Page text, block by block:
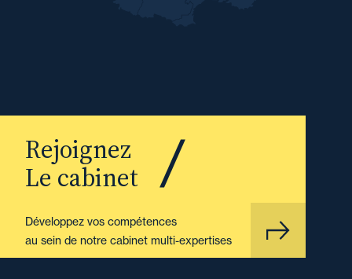
Rejoignez
Le cabinet
Développez vos compétences
au sein de notre cabinet multi-expertises